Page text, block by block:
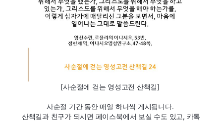
[사순절에 걷는 영성고전 산책길]
사순절 기간 동안 매일 하나씩 게시됩니다.
산책길과 친구가 되시면 페이스북에서 보실 수도 있고, 카톡